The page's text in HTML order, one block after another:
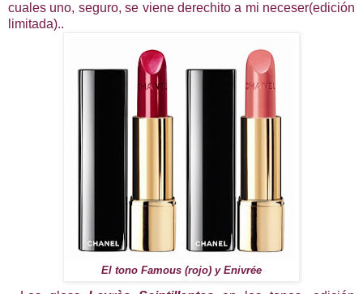
cuales uno, seguro, se viene derechito a mi neceser(edición
limitada)..
El tono Famous (rojo) y Enivrée